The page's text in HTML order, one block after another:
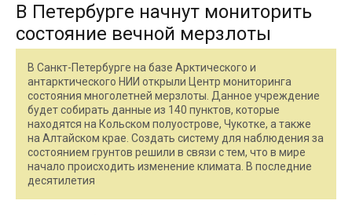
В Петербурге начнут мониторить
состояние вечной мерзлоты
В Санкт-Петербурге на базе Арктического и
антарктического НИИ открыли Центр мониторинга
состояния многолетней мерзлоты. Данное учреждение
будет собирать данные из 140 пунктов, которые
находятся на Кольском полуострове, Чукотке, а также
на Алтайском крае. Создать систему для наблюдения за
состоянием грунтов решили в связи с тем, что в мире
начало происходить изменение климата. В последние
десятилетия